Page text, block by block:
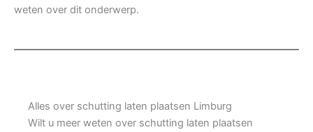
weten over dit onderwerp.
Alles over schutting laten plaatsen Limburg
Wilt u meer weten over schutting laten plaatsen